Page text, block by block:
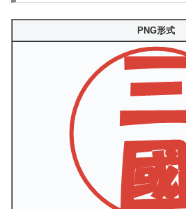
PNG形式